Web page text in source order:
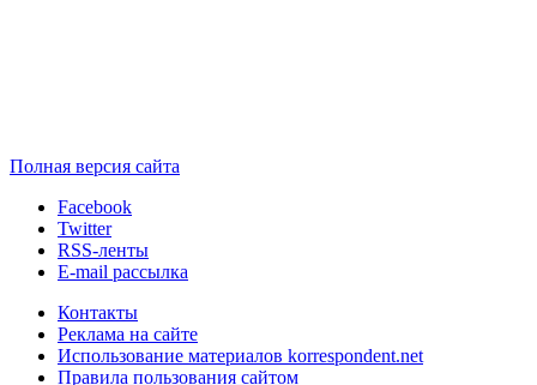
Полная версия сайта
Facebook
Twitter
RSS-ленты
E-mail рассылка
Контакты
Реклама на сайте
Использование материалов korrespondent.net
Правила пользования сайтом